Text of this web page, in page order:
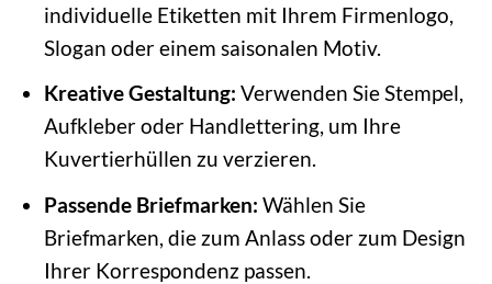
individuelle Etiketten mit Ihrem Firmenlogo,
Slogan oder einem saisonalen Motiv.
Kreative Gestaltung: Verwenden Sie Stempel,
Aufkleber oder Handlettering, um Ihre
Kuvertierhüllen zu verzieren.
Passende Briefmarken: Wählen Sie
Briefmarken, die zum Anlass oder zum Design
Ihrer Korrespondenz passen.